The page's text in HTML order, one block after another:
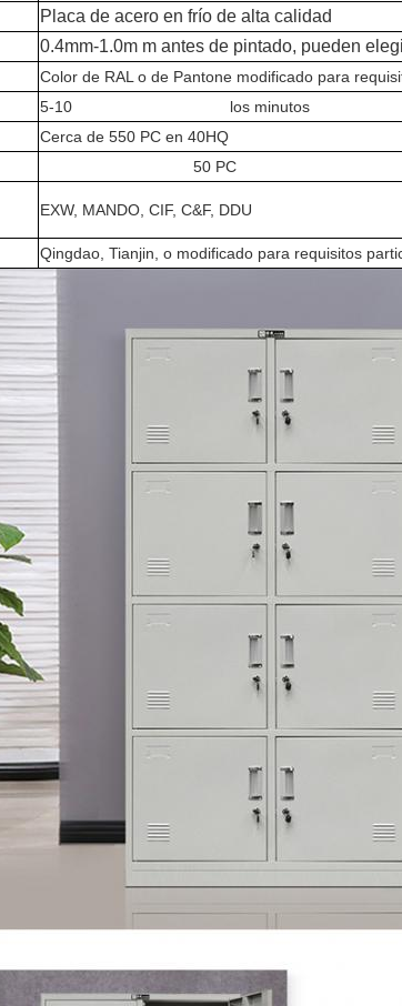
Placa de acero en frío de alta calidad
0.4mm-1.0m m antes de pintado, pueden
Color de RAL o de Pantone modificado para
5-10 los minutos
Cerca de 550 PC en 40HQ
50 PC
EXW, MANDO, CIF, C&F, DDU
Qingdao, Tianjin, o modificado para requisitos